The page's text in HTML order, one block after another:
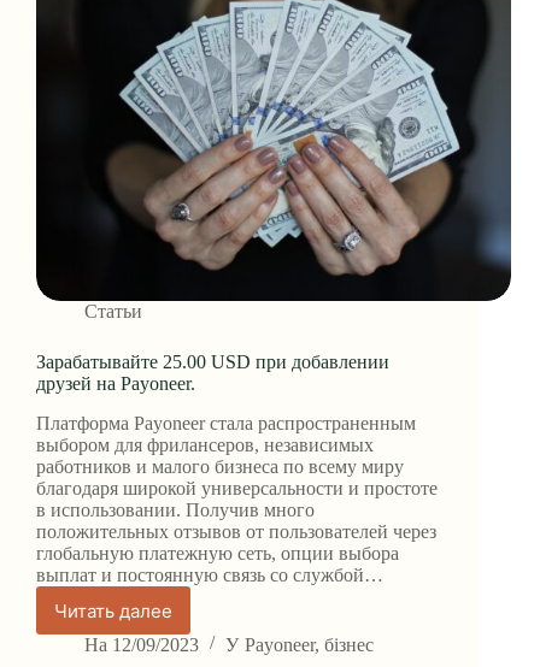
Статьи
Зарабатывайте 25.00 USD при добавлении
друзей на Payoneer.
Платформа Payoneer стала распространенным
выбором для фрилансеров, независимых
работников и малого бизнеса по всему миру
благодаря широкой универсальности и простоте
в использовании. Получив много
положительных отзывов от пользователей через
глобальную платежную сеть, опции выбора
выплат и постоянную связь со службой…
Читать далееЗарабатывайте
25.00
На 12/09/2023 У Payoneer, бізнес